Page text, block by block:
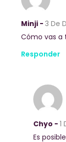
Minji - 3 De
Cómo vas a
Responder
Chyo - 1
Es